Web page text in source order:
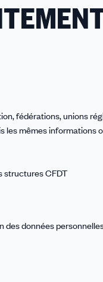
fédérations, unions
les mêmes informations
structures CFDT
des données